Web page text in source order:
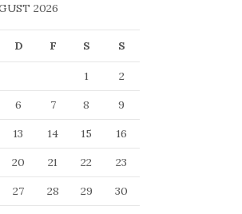
2026
D F S S
1
2
6 7 8
9
13 14 15
16
20 21 22
23
27 28 29
30